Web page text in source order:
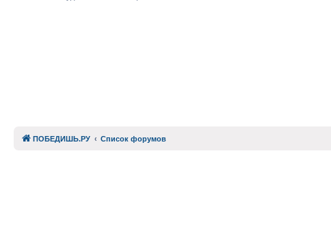
ПОБЕДИШЬ.РУ Список форумов